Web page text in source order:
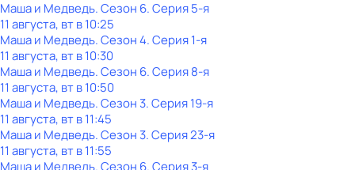
Маша и Медведь. Сезон 6. Серия 5-я
11 августа, вт в 10:25
Маша и Медведь. Сезон 4. Серия 1-я
11 августа, вт в 10:30
Маша и Медведь. Сезон 6. Серия 8-я
11 августа, вт в 10:50
Маша и Медведь. Сезон 3. Серия 19-я
11 августа, вт в 11:45
Маша и Медведь. Сезон 3. Серия 23-я
11 августа, вт в 11:55
Маша и Медведь. Сезон 6. Серия 3-я